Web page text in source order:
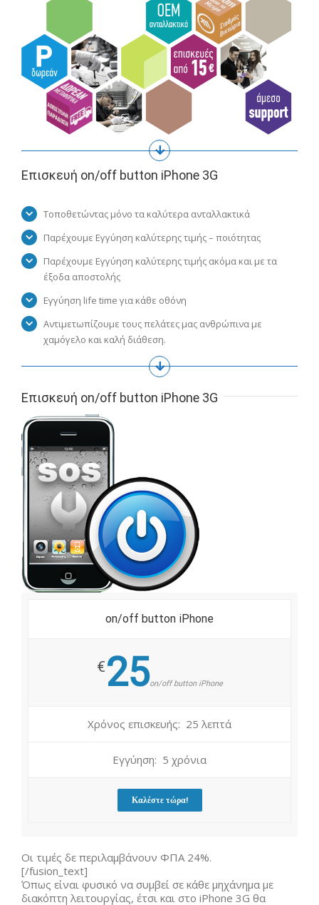
Επισκευή on/off button iPhone 3G
Τοποθετώντας μόνο τα καλύτερα ανταλλακτικά
Παρέχουμε Εγγύηση καλύτερης τιμής – ποιότητας
Παρέχουμε Εγγύηση καλύτερης τιμής ακόμα και με τα
έξοδα αποστολής
Εγγύηση life time για κάθε οθόνη
Αντιμετωπίζουμε τους πελάτες μας ανθρώπινα με
χαμόγελο και καλή διάθεση.
Επισκευή on/off button iPhone 3G
on/off button iPhone
€25on/off button iPhone
Χρόνος επισκευής: 25 λεπτά
Εγγύηση: 5 χρόνια
Καλέστε τώρα!
Οι τιμές δε περιλαμβάνουν ΦΠΑ 24%.
[/fusion_text]
Όπως είναι φυσικό να συμβεί σε κάθε μηχάνημα με
διακόπτη λειτουργίας, έτσι και στο iPhone 3G θα